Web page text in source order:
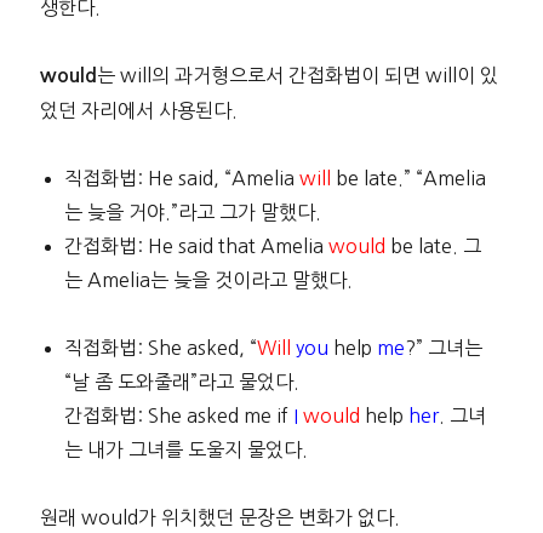
생한다.
would 는 will의 과거형으로서 간접화법이 되면 will이 있
었던 자리에서 사용된다.
직접화법: He said, “Amelia will
be late.” “Amelia
는 늦을 거야.”라고 그가 말했다.
간접화법: He said that Amelia would be late. 그
는 Amelia는 늦을 것이라고 말했다.
직접화법: She asked, “Will you help me?” 그녀는
“날 좀 도와줄래”라고 물었다.
간접화법: She asked me if I would help her. 그녀
는 내가 그녀를 도울지 물었다.
원래 would가 위치했던 문장은 변화가 없다.